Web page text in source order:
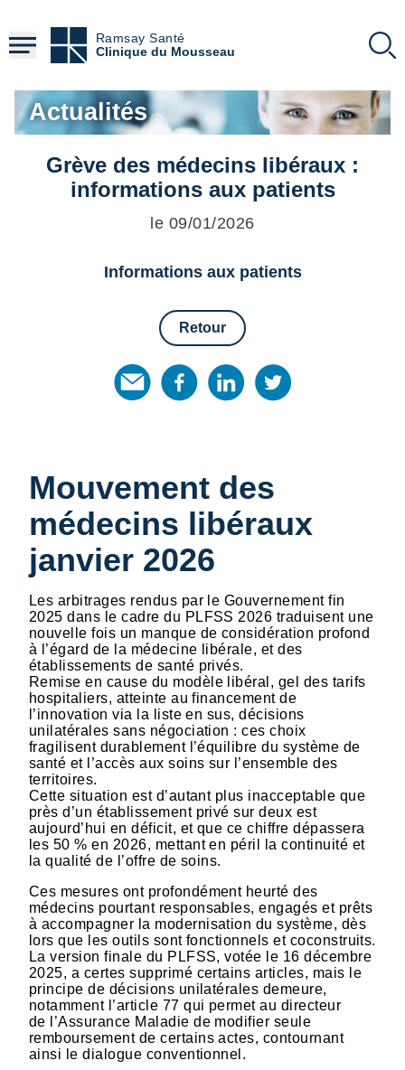
contenu
principal
Ramsay Santé
Clinique du Mousseau
Actualités
Grève des médecins libéraux :
informations aux patients
le 09/01/2026
Informations aux patients
Retour
Mouvement des
médecins libéraux
janvier 2026
Les arbitrages rendus par le Gouvernement fin
2025 dans le cadre du PLFSS 2026 traduisent une
nouvelle fois un manque de considération profond
à l’égard de la médecine libérale, et des
établissements de santé privés.
Remise en cause du modèle libéral, gel des tarifs
hospitaliers, atteinte au financement de
l’innovation via la liste en sus, décisions
unilatérales sans négociation : ces choix
fragilisent durablement l’équilibre du système de
santé et l’accès aux soins sur l’ensemble des
territoires.
Cette situation est d’autant plus inacceptable que
près d’un établissement privé sur deux est
aujourd’hui en déficit, et que ce chiffre dépassera
les 50 % en 2026, mettant en péril la continuité et
la qualité de l’offre de soins.
Ces mesures ont profondément heurté des
médecins pourtant responsables, engagés et prêts
à accompagner la modernisation du système, dès
lors que les outils sont fonctionnels et coconstruits.
La version finale du PLFSS, votée le 16 décembre
2025, a certes supprimé certains articles, mais le
principe de décisions unilatérales demeure,
notamment l’article 77 qui permet au directeur
de l’Assurance Maladie de modifier seule
remboursement de certains actes, contournant
ainsi le dialogue conventionnel.